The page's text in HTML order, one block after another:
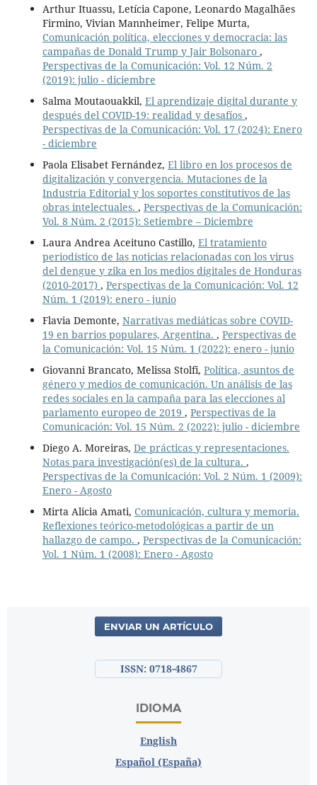
Arthur Ituassu, Letícia Capone, Leonardo Magalhães
Firmino, Vivian Mannheimer, Felipe Murta,
Comunicación política, elecciones y democracia: las
campañas de Donald Trump y Jair Bolsonaro ,
Perspectivas de la Comunicación: Vol. 12 Núm. 2
(2019): julio - diciembre
Salma Moutaouakkil, El aprendizaje digital durante y
después del COVID-19: realidad y desafíos ,
Perspectivas de la Comunicación: Vol. 17 (2024): Enero
- diciembre
Paola Elisabet Fernández, El libro en los procesos de
digitalización y convergencia. Mutaciones de la
Industria Editorial y los soportes constitutivos de las
obras intelectuales. , Perspectivas de la Comunicación:
Vol. 8 Núm. 2 (2015): Setiembre – Diciembre
Laura Andrea Aceituno Castillo, El tratamiento
periodístico de las noticias relacionadas con los virus
del dengue y zika en los medios digitales de Honduras
(2010-2017) , Perspectivas de la Comunicación: Vol. 12
Núm. 1 (2019): enero - junio
Flavia Demonte, Narrativas mediáticas sobre COVID-
19 en barrios populares, Argentina. , Perspectivas de
la Comunicación: Vol. 15 Núm. 1 (2022): enero - junio
Giovanni Brancato, Melissa Stolfi, Política, asuntos de
género y medios de comunicación. Un análisis de las
redes sociales en la campaña para las elecciones al
parlamento europeo de 2019 , Perspectivas de la
Comunicación: Vol. 15 Núm. 2 (2022): julio - diciembre
Diego A. Moreiras, De prácticas y representaciones.
Notas para investigación(es) de la cultura. ,
Perspectivas de la Comunicación: Vol. 2 Núm. 1 (2009):
Enero - Agosto
Mirta Alicia Amati, Comunicación, cultura y memoria.
Reflexiones teórico-metodológicas a partir de un
hallazgo de campo. , Perspectivas de la Comunicación:
Vol. 1 Núm. 1 (2008): Enero - Agosto
ENVIAR UN ARTÍCULO
ISSN: 0718-4867
IDIOMA
English
Español (España)